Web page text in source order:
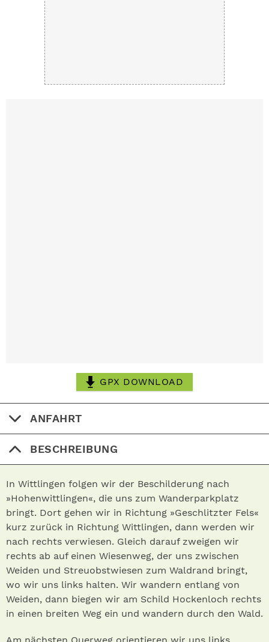
GPX DOWNLOAD
ANFAHRT
BESCHREIBUNG
In Wittlingen folgen wir der Beschilderung nach
»Hohenwittlingen«, die uns zum Wanderparkplatz
bringt. Dort gehen wir in Richtung »Geschlitzter Fels«
kurz zurück in Richtung Wittlingen, dann werden wir
nach rechts verwiesen. Gleich darauf zweigen wir
rechts ab auf einen Wiesenweg, der uns zwischen
Weiden und Streuobstwiesen zum Waldrand bringt,
wo wir uns links halten. Wir wandern entlang von
Weiden, dann biegen wir am Schild Hockenloch rechts
in einen breiten Weg ein und wandern durch den Wald.